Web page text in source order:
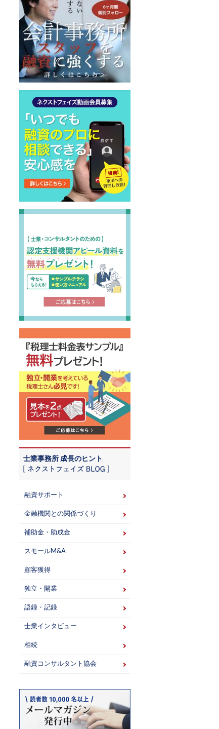
士業事務所 成長のヒント
融資サポート
金融機関との関係づくり
補助金・助成金
スモールM&A
顧客獲得
独立・開業
語録・記録
士業インタビュー
相続
融資コンサルタント協会